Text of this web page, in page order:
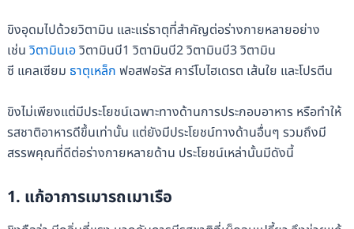
ขิงอุดมไปด้วยวิตามิน และแร่ธาตุที่สำคัญต่อร่างกายหลายอย่าง
เช่นวิตามินเอวิตามินบี1 วิตามินบี2 วิตามินบี3 วิตามิน
ซี แคลเซียม ธาตุเหล็ก ฟอสฟอรัส คาร์โบไฮเดรต เส้นใย และโปรตีน
ขิงไม่เพียงแต่มีประโยชน์เฉพาะทางด้านการประกอบอาหาร หรือทำให้
รสชาติอาหารดีขึ้นเท่านั้น แต่ยังมีประโยชน์ทางด้านอื่นๆ รวมถึงมี
สรรพคุณที่ดีต่อร่างกายหลายด้าน ประโยชน์เหล่านั้นมีดังนี้
1. แก้อาการเมารถเมาเรือ